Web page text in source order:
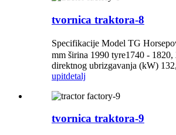
tvornica traktora-8
Specifikacije Model TG
mm širina 1990 tyre1740 -
direktnog ubrizgavanja (kW)
upitdetalj
tvornica traktora-9